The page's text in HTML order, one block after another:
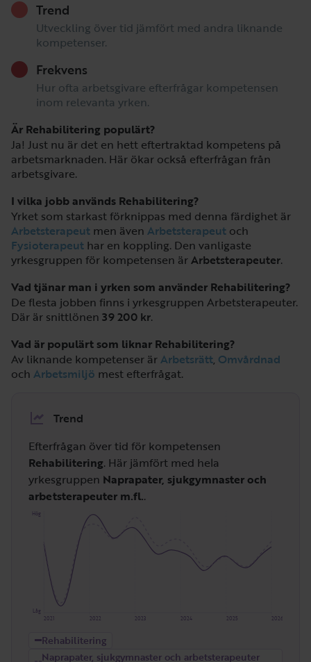
Trend
Utveckling över tid jämfört med andra liknande
kompetenser.
Frekvens
Hur ofta arbetsgivare efterfrågar kompetensen
inom relevanta yrken.
Är Rehabilitering populärt?
Ja! Just nu är det en hett eftertraktad kompetens på
arbetsmarknaden. Här ökar också efterfrågan från
arbetsgivare.
I vilka jobb används Rehabilitering?
Yrket som starkast förknippas med denna färdighet är
Arbetsterapeut men även Arbetsterapeut och
Fysioterapeut har en koppling. Den vanligaste
yrkesgruppen för kompetensen ärArbetsterapeuter.
Vad tjänar man i yrken som använder Rehabilitering?
De flesta jobben finns i yrkesgruppen Arbetsterapeuter.
Där är snittlönen 39 200 kr.
Vad är populärt som liknar Rehabilitering?
Av liknande kompetenser ärArbetsrätt, Omvårdnad
och Arbetsmiljö mest efterfrågat.
Trend
Efterfrågan över tid för kompetensen
Rehabilitering. Här jämfört med hela
yrkesgruppen Naprapater, sjukgymnaster och
arbetsterapeuter m.fl..
Hög
Låg
2026
2025
2024
2023
2022
2021
Rehabilitering
Naprapater, sjukgymnaster och arbetsterapeuter